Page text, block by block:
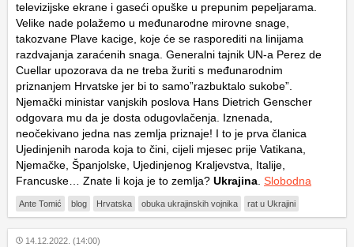
televizijske ekrane i gaseći opuške u prepunim pepeljarama.
Velike nade polažemo u međunarodne mirovne snage,
takozvane Plave kacige, koje će se rasporediti na linijama
razdvajanja zaraćenih snaga. Generalni tajnik UN-a Perez de
Cuellar upozorava da ne treba žuriti s međunarodnim
priznanjem Hrvatske jer bi to samo”razbuktalo sukobe”.
Njemački ministar vanjskih poslova Hans Dietrich Genscher
odgovara mu da je dosta odugovlačenja. Iznenada,
neočekivano jedna nas zemlja priznaje! I to je prva članica
Ujedinjenih naroda koja to čini, cijeli mjesec prije Vatikana,
Njemačke, Španjolske, Ujedinjenog Kraljevstva, Italije,
Francuske… Znate li koja je to zemlja? Ukrajina Slobodna
Ante Tomić blog Hrvatska obuka ukrajinskih vojnika rat u Ukrajini
14.12.2022. (14:00)